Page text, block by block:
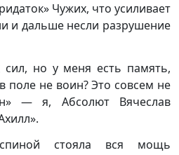
Чужих, что усиливает
и дальше несли разрушение
но у меня есть память,
поле не воин? Это совсем не
— я, Абсолют Вячеслав
стояла вся мощь